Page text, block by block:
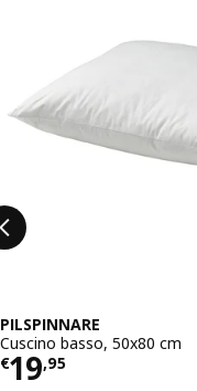
PILSPINNARE
Cuscino basso, 50x80 cm
€19,95
Prezzo € 19,95